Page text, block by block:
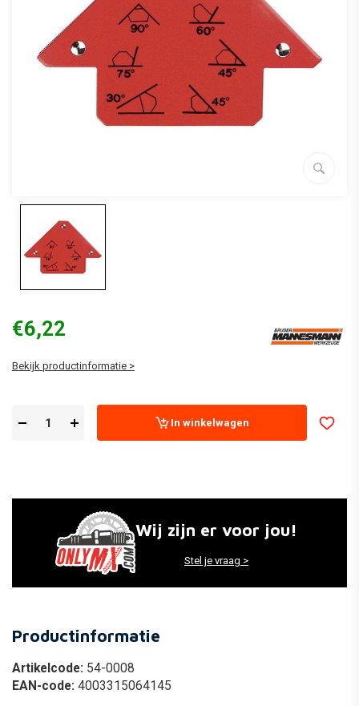
€6,22
Bekijk productinformatie >
In winkelwagen
Wij zijn er voor jou!
Stel je vraag >
Productinformatie
Artikelcode: 54-0008
EAN-code: 4003315064145